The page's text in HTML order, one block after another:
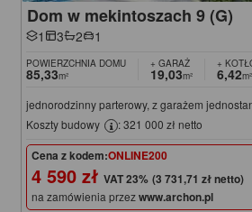
Dom w mekintoszach 9 (G)
1 3 2 1
POWIERZCHNIA DOMU
85,33m²
+ GARAŻ
19,03m²
+
6,42m²
jednorodzinny parterowy, z garażem
Koszty budowy
: 321 000 zł netto
Cena z kodem:ONLINE200
4 590 zł (3 731,71 zł netto)
na zamówienia przezwww.archon.pl